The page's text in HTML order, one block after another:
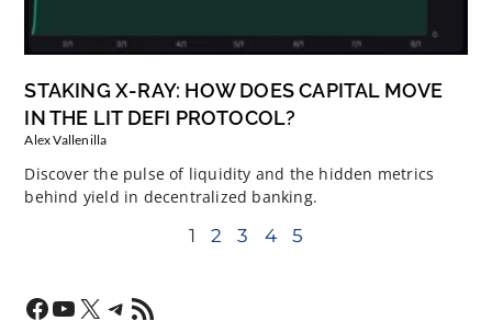
STAKING X-RAY: HOW DOES CAPITAL MOVE
IN THE LIT DEFI PROTOCOL?
Alex Vallenilla
Discover the pulse of liquidity and the hidden metrics
behind yield in decentralized banking.
1 2 3 4 5